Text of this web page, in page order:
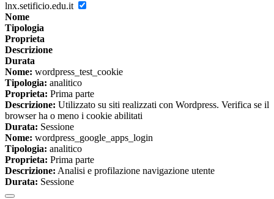
lnx.setificio.edu.it
Nome
Tipologia
Proprieta
Descrizione
Durata
Nome: wordpress_test_cookie
Tipologia: analitico
Proprieta: Prima parte
Descrizione: Utilizzato su siti realizzati con Wordpress. Verifica se il
browser ha o meno i cookie abilitati
Durata: Sessione
Nome: wordpress_google_apps_login
Tipologia: analitico
Proprieta: Prima parte
Descrizione: Analisi e profilazione navigazione utente
Durata: Sessione